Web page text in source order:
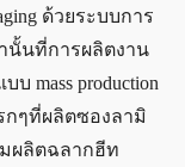
ด้วยระบบการ
นั้นที่การผลิตงาน
บ mass production
กๆที่ผลิตซองลามิ
ผลิตฉลากฮีท